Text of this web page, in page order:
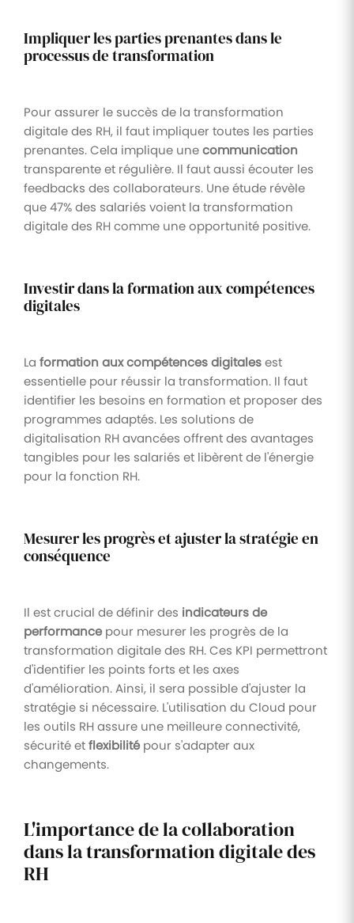
Impliquer les parties prenantes dans le
processus de transformation
Pour assurer le succès de la transformation
digitale des RH, il faut impliquer toutes les parties
prenantes. Cela implique unecommunication
transparente et régulière. Il faut aussi écouter les
feedbacks des collaborateurs. Une étude révèle
que 47% des salariés voient la transformation
digitale des RH comme une opportunité positive.
Investir dans la formation aux compétences
digitales
La formation aux compétences digitalesest
essentielle pour réussir la transformation. Il faut
identifier les besoins en formation et proposer des
programmes adaptés. Les solutions de
digitalisation RH avancées offrent des avantages
tangibles pour les salariés et libèrent de l'énergie
pour la fonction RH.
Mesurer les progrès et ajuster la stratégie en
conséquence
Il est crucial de définir des indicateurs de
performancepour mesurer les progrès de la
transformation digitale des RH. Ces KPI permettront
d'identifier les points forts et les axes
d'amélioration. Ainsi, il sera possible d'ajuster la
stratégie si nécessaire. L'utilisation du Cloud pour
les outils RH assure une meilleure connectivité,
sécurité etflexibilitépour s'adapter aux
changements.
L'importance de la collaboration
dans la transformation digitale des
RH